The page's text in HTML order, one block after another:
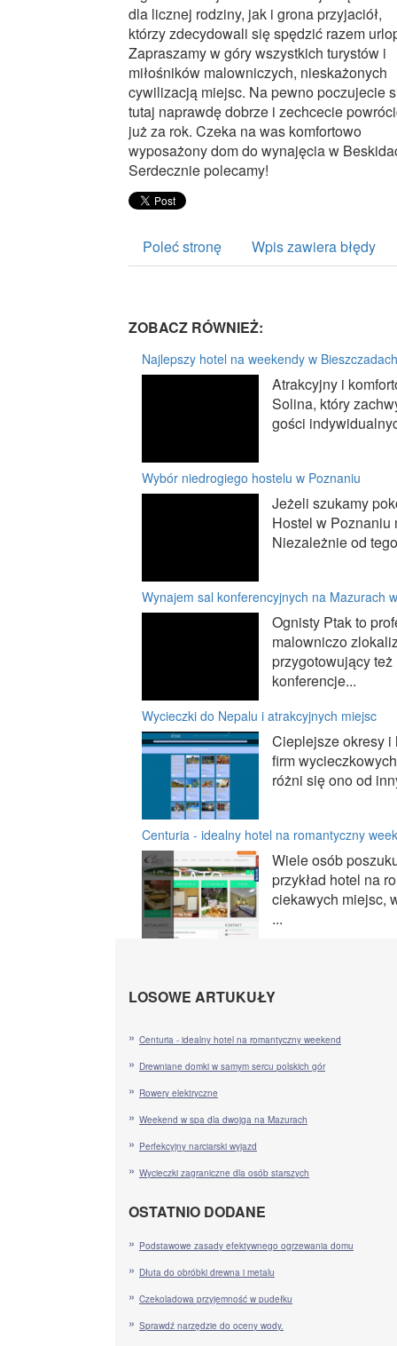
dla licznej rodziny, jak i grona przyjaciół,
którzy zdecydowali się spędzić razem
Zapraszamy w góry wszystkich turystów i
miłośników malowniczych, nieskażonych
cywilizacją miejsc. Na pewno poczujecie
tutaj naprawdę dobrze i zechcecie
już za rok. Czeka na was komfortowo
wyposażony dom do wynajęcia w
Serdecznie polecamy!
Poleć stronę Wpis zawiera błędy
ZOBACZ RÓWNIEŻ:
Najlepszy hotel na weekendy w Bieszczadach
Atrakcyjny i
Solina, który
gości
Wybór niedrogiego hostelu w Poznaniu
Jeżeli szukamy
Hostel w Poznaniu
Niezależnie od
Wynajem sal konferencyjnych na Mazurach
Ognisty Ptak to
malowniczo
przygotowujący
konferencje...
Wycieczki do Nepalu i atrakcyjnych miejsc
Cieplejsze okresy i
firm
różni się ono od
Centuria - idealny hotel na romantyczny
Wiele osób
przykład hotel na
ciekawych miejsc,
...
LOSOWE ARTUKUŁY
Centuria - idealny hotel na romantyczny weekend
Drewniane domki w samym sercu polskich gór
Rowery elektryczne
Weekend w spa dla dwojga na Mazurach
Perfekcyjny narciarski wyjazd
Wycieczki zagraniczne dla osób starszych
OSTATNIO DODANE
Podstawowe zasady efektywnego ogrzewania domu
Dłuta do obróbki drewna i metalu
Czekoladowa przyjemność w pudełku
Sprawdź narzędzie do oceny wody.